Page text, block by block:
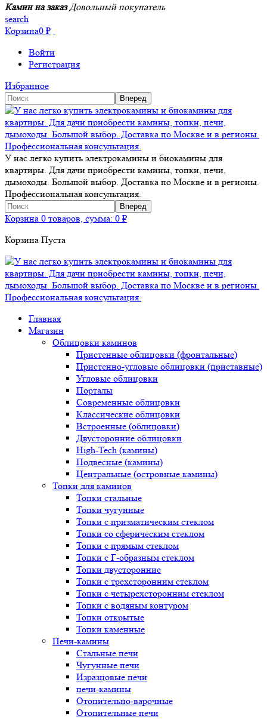
Камин на заказ Довольный покупатель
search
Корзина0 ₽
Войти
Регистрация
Избранное
У нас легко купить электрокамины и биокамины для
квартиры. Для дачи приобрести камины, топки, печи,
дымоходы. Большой выбор. Доставка по Москве и в регионы.
Профессиональная консультация.
Корзина 0 товаров, сумма: 0 ₽
Корзина Пуста
Главная
Магазин
Облицовки каминов
Пристенные облицовки (фронтальные)
Пристенно-угловые облицовки (приставные)
Угловые облицовки
Порталы
Современные облицовки
Классические облицовки
Встроенные (облицовки)
Двусторонние облицовки
High-Tech (камины)
Подвесные (камины)
Центральные (островные камины)
Топки для каминов
Топки стальные
Топки чугунные
Топки с призматическим стеклом
Топки со сферическим стеклом
Топки с прямым стеклом
Топки с Г-образным стеклом
Топки двусторонние
Топки с трехсторонним стеклом
Топки с четырехсторонним стеклом
Топки с водяным контуром
Топки открытые
Топки каменные
Печи-камины
Стальные печи
Чугунные печи
Изразцовые печи
печи-камины
Отопительно-варочные
Отопительные печи